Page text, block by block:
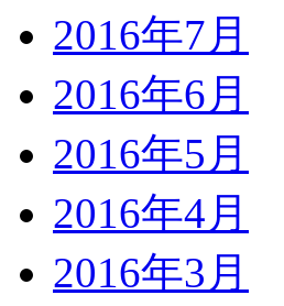
2016年7月
2016年6月
2016年5月
2016年4月
2016年3月